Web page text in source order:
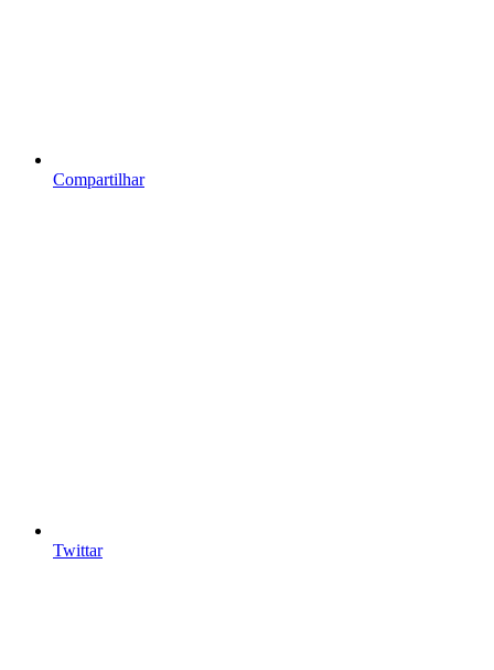
Compartilhar
Twittar